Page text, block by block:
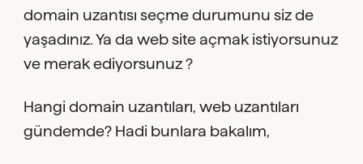
domain uzantısı seçme durumunu siz de
yaşadınız. Ya da web site açmak istiyorsunuz
ve merak ediyorsunuz ?
Hangi domain uzantıları, web uzantıları
gündemde? Hadi bunlara bakalım,